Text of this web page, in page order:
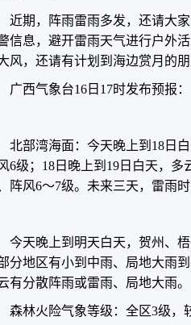
近期，阵雨雷雨多发，还请大
信息，避开雷雨天气进行户外
风，还请有计划到海边赏月的
广西气象台16日17时发布预报：
北部湾海面：今天晚上到18日
6级；18日晚上到19日白天，
阵风6～7级。未来三天，雷雨
今天晚上到明天白天，贺州、
分地区有小到中雨、局地大雨
有分散阵雨或雷雨、局地大雨。
森林火险气象等级：全区3级，